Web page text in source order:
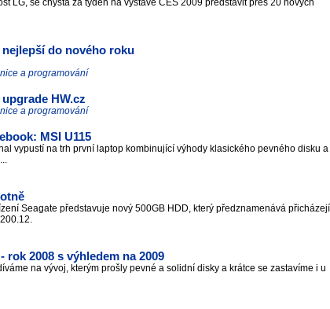
LG, se chystá za týden na výstavě CES 2009 představit přes 20 nových
nejlepší do nového roku
a programování
HW.cz
a programování
MSI U115
vypustí na trh první laptop kombinující výhody klasického pevného disku a
Seagate představuje nový 500GB HDD, který předznamenává
rok 2008 s výhledem na 2009
na vývoj, kterým prošly pevné a solidní disky a krátce se zastavíme i u